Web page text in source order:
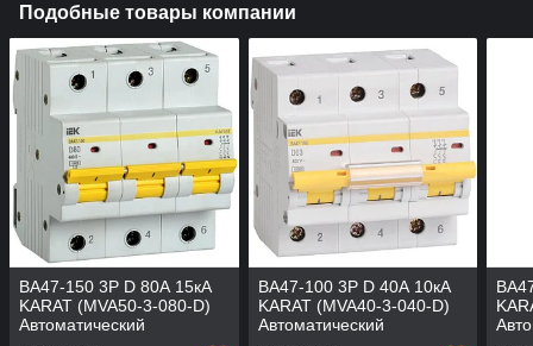
Подобные товары компании
ВА47-150 3P D 80А 15кА
KARAT (MVA50-3-080-D)
Автоматический
ВА47-100 3P D 40А 10кА
KARAT (MVA40-3-040-D)
Автоматический